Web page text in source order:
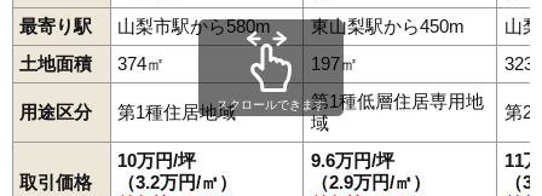
最寄り駅
山梨市駅から580m 東山梨駅から450m
山
土地面積
374㎡ 197㎡ 323
用途区分 第1種住居地域
第1種低層住居専用地
域
第2
取引価格
10万円/坪
（3.2万円/㎡）
9.6万円/坪
（2.9万円/㎡）
11
（
スクロールできます